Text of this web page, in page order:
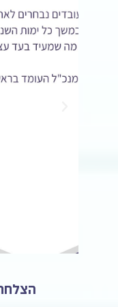
הצלחת